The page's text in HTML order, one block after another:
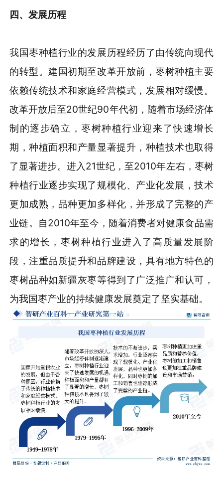
四、发展历程
我国枣种植行业的发展历程经历了由传统向现代
的转型。建国初期至改革开放前，枣树种植主要
依赖传统技术和家庭经营模式，发展相对缓慢。
改革开放后至20世纪90年代初，随着市场经济体
制的逐步确立，枣树种植行业迎来了快速增长
期，种植面积和产量显著提升，种植技术也取得
了显著进步。进入21世纪，至2010年左右，枣树
种植行业逐步实现了规模化、产业化发展，技术
更加成熟，品种更加多样化，并形成了完整的产
业链。自2010年至今，随着消费者对健康食品需
求的增长，枣树种植行业进入了高质量发展阶
段，注重品质提升和品牌建设，具有地方特色的
枣树品种如新疆灰枣等得到了广泛推广和认可，
为我国枣产业的持续健康发展奠定了坚实基础。